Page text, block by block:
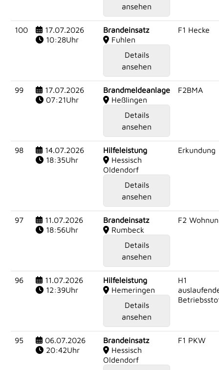
ansehen
100
17.07.2026
10:28Uhr
Brandeinsatz
Fuhlen
Details
ansehen
F1 Hecke
99
17.07.2026
07:21Uhr
Brandmeldeanlage
Heßlingen
Details
ansehen
F2BMA
98
14.07.2026
18:35Uhr
Hilfeleistung
Hessisch
Oldendorf
Details
ansehen
Erkundung
97
11.07.2026
18:56Uhr
Brandeinsatz
Rumbeck
Details
ansehen
F2
96
11.07.2026
12:39Uhr
Hilfeleistung
Hemeringen
Details
ansehen
H1
95
06.07.2026
20:42Uhr
Brandeinsatz
Hessisch
Oldendorf
F1 PKW